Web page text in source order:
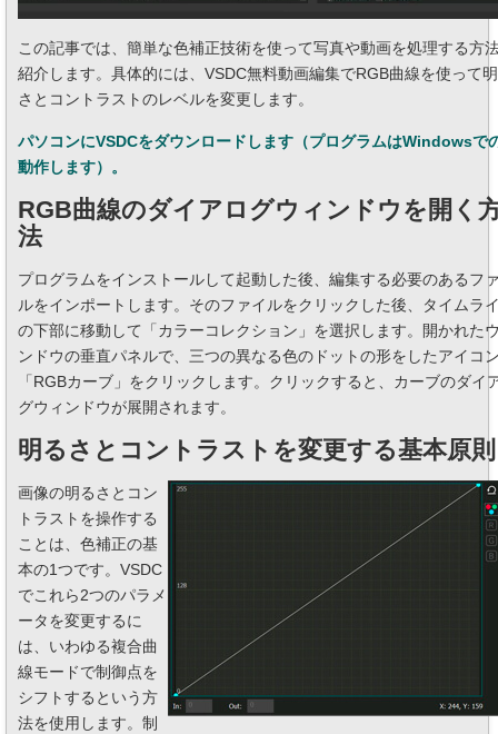
この記事では、簡単な色補正技術を使って写真や動画を処理する方
紹介します。具体的には、VSDC無料動画編集でRGB曲線を使って
さとコントラストのレベルを変更します。
パソコンにVSDCをダウンロードします（プログラムはWindowsで
動作します）。
RGB曲線のダイアログウィンドウを開く
法
プログラムをインストールして起動した後、編集する必要のあるフ
ルをインポートします。そのファイルをクリックした後、タイムラ
の下部に移動して「カラーコレクション」を選択します。開かれた
ンドウの垂直パネルで、三つの異なる色のドットの形をしたアイコ
「RGBカーブ」をクリックします。クリックすると、カーブのダイ
グウィンドウが展開されます。
明るさとコントラストを変更する基本原則
画像の明るさとコン
トラストを操作する
ことは、色補正の基
本の1つです。VSDC
でこれら2つのパラメ
ータを変更するに
は、いわゆる複合曲
線モードで制御点を
シフトするという方
法を使用します。制